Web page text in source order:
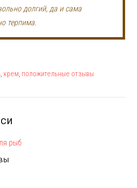
долгий, да и сама
терпима.
, крем, положительные отзывы